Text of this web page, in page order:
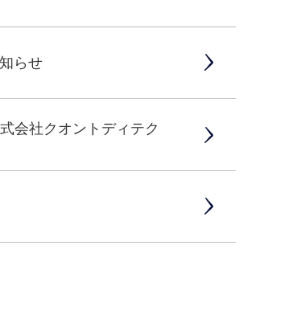
らせ
会社クオントディテク